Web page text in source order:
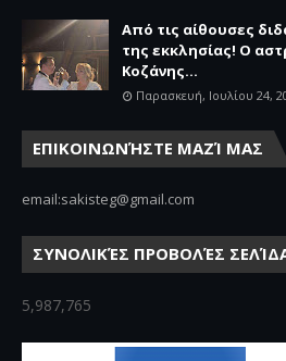
Από τις αίθουσες
της εκκλησίας! Ο
Κοζάνης...
Παρασκευή, Ιουλίου 24,
ΕΠΙΚΟΙΝΩΝΉΣΤΕ ΜΑΖΊ ΜΑΣ
email:sakisteg@gmail.com
ΣΥΝΟΛΙΚΈΣ ΠΡΟΒΟΛΈΣ
5,987,765